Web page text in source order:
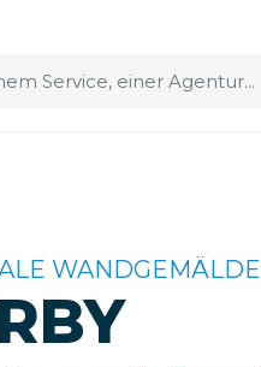
WANDGEMÄLDE